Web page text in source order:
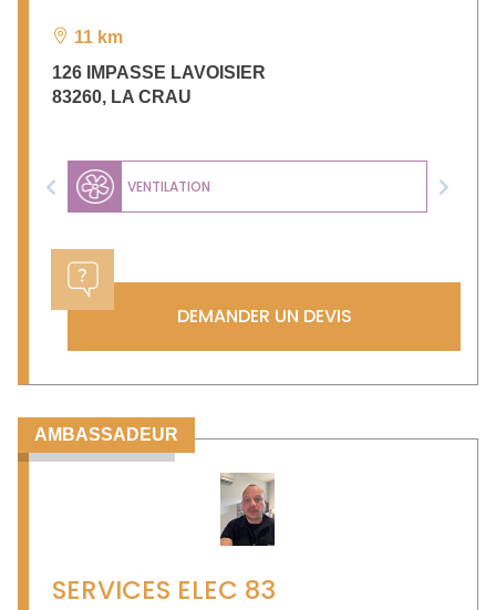
11 km
126 IMPASSE LAVOISIER
83260, LA CRAU
VENTILATION
Previous Next
DEMANDER UN DEVIS
AMBASSADEUR
SERVICES ELEC 83